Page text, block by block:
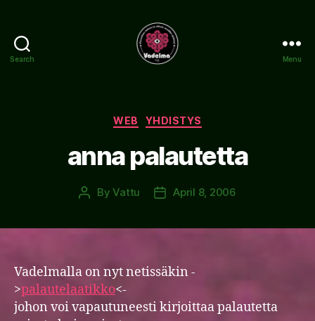
Search Menu
Categories
WEB YHDISTYS
anna palautetta
PostByVattu
PostApril 8, 2006
Vadelmalla on nyt netissäkin -
>palautelaatikko<-
johon voi vapautuneesti kirjoittaa palautetta